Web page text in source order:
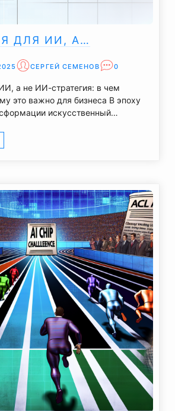
ДЛЯ ИИ, А…
СЕРГЕЙ СЕМЕНОВ 0
а не ИИ-стратегия: в чем
это важно для бизнеса В эпоху
искусственный…